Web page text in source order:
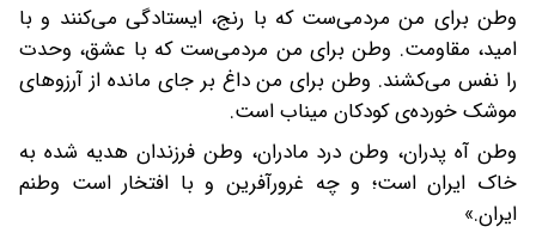
وطن برای من مردمی‌ست که با رنج، ایستادگی می‌کنند و با
امید، مقاومت. وطن برای من مردمی‌ست که با عشق، وحدت
را نفس می‌کشند. وطن برای من داغ بر جای مانده از آرزوهای
موشک خورده‌ی کودکان میناب است.
وطن آه پدران، وطن درد مادران، وطن فرزندان هدیه شده به
خاک ایران است؛ و چه غرورآفرین و با افتخار است وطنم
ایران.»